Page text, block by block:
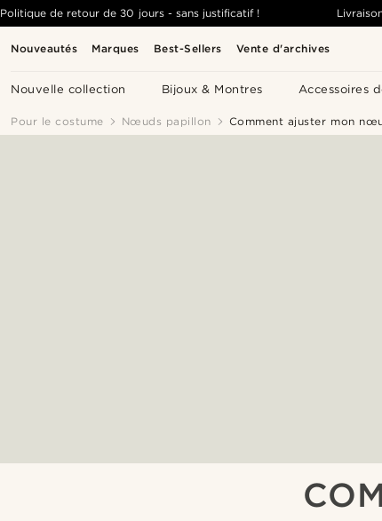
Nouveautés Marques Best-Sellers Vente d'archives
Nouvelle collection Bijoux & Montres Accessoires
Politique de retour de 30 jours - sans justificatif !
Pour le costume Nœuds papillon Comment ajuster mon